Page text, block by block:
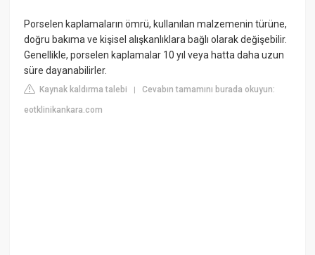
Porselen kaplamaların ömrü, kullanılan malzemenin türüne,
doğru bakıma ve kişisel alışkanlıklara bağlı olarak değişebilir.
Genellikle, porselen kaplamalar 10 yıl veya hatta daha uzun
süre dayanabilirler.
Kaynak kaldırma talebi |Cevabın tamamını burada okuyun:
eotklinikankara.com